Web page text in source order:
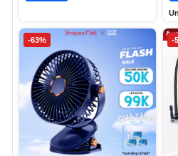
-63% -